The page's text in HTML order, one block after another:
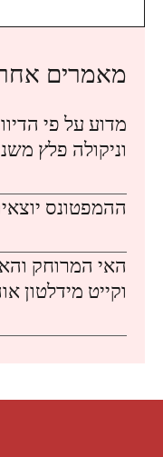
מאמרים
מדוע על פי
וניקולה פלץ
ההמפטונס
האי המרוחק
וקייט מידלטון